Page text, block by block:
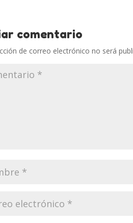
comentario
de correo electrónico no será